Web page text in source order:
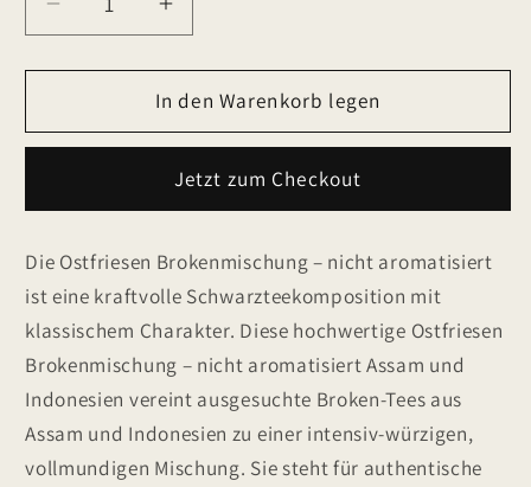
Verringere
die
Menge
Ostfriesen
nicht
Erhöhe
die
Menge
für
Ostfriesen
nicht
In den Warenkorb legen
Jetzt zum Checkout
Die Ostfriesen Brokenmischung – nicht aromatisiert
ist eine kraftvolle Schwarzteekomposition mit
klassischem Charakter. Diese hochwertige Ostfriesen
Brokenmischung – nicht aromatisiert Assam und
Indonesien vereint ausgesuchte Broken-Tees aus
Assam und Indonesien zu einer intensiv-würzigen,
vollmundigen Mischung. Sie steht für authentische